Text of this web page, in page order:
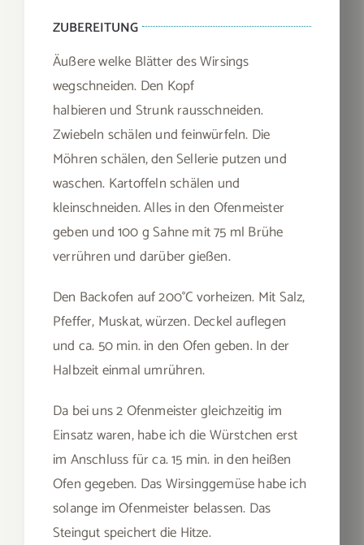
ZUBEREITUNG
Äußere welke Blätter des Wirsings
wegschneiden. Den Kopf
halbieren und Strunk rausschneiden.
Zwiebeln schälen und feinwürfeln. Die
Möhren schälen, den Sellerie putzen und
waschen. Kartoffeln schälen und
kleinschneiden. Alles in den Ofenmeister
geben und 100 g Sahne mit 75 ml Brühe
verrühren und darüber gießen.
Den Backofen auf 200°C vorheizen. Mit Salz,
Pfeffer, Muskat, würzen. Deckel auflegen
und ca. 50 min. in den Ofen geben. In der
Halbzeit einmal umrühren.
Da bei uns 2 Ofenmeister gleichzeitig im
Einsatz waren, habe ich die Würstchen erst
im Anschluss für ca. 15 min. in den heißen
Ofen gegeben. Das Wirsinggemüse habe ich
solange im Ofenmeister belassen. Das
Steingut speichert die Hitze.